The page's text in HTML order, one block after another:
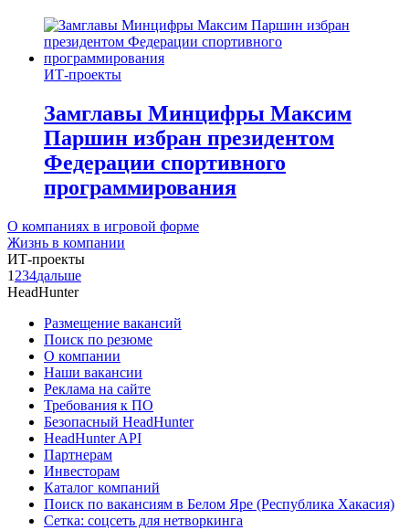
ИТ-проекты
Замглавы Минцифры Максим
Паршин избран президентом
Федерации спортивного
программирования
О компаниях в игровой форме
Жизнь в компании
ИТ-проекты
1 234дальше
HeadHunter
Размещение вакансий
Поиск по резюме
О компании
Наши вакансии
Реклама на сайте
Требования к ПО
Безопасный HeadHunter
HeadHunter API
Партнерам
Инвесторам
Каталог компаний
Поиск по вакансиям в Белом Яре (Республика Хакасия)
Сетка: соцсеть для нетворкинга